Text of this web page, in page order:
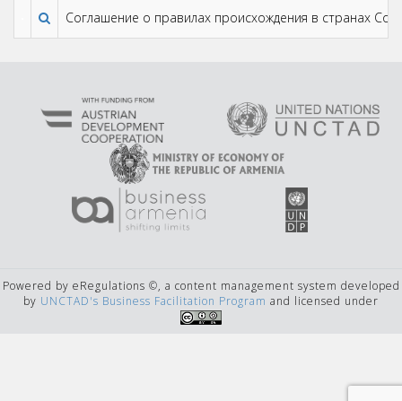
Соглашение о правилах происхождения в странах
Powered by eRegulations ©, a content management system developed
by UNCTAD's Business Facilitation Program and licensed under